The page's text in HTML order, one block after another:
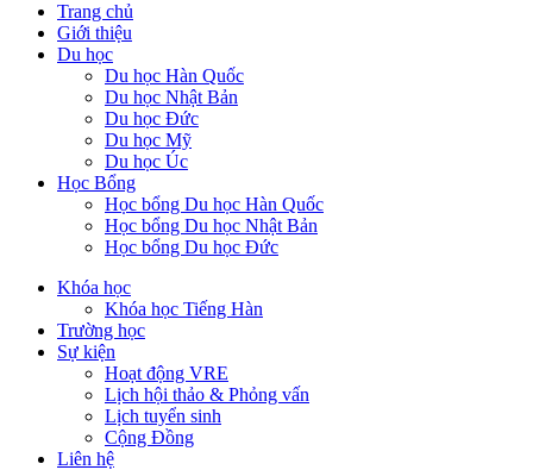
Trang chủ
Giới thiệu
Du học
Du học Hàn Quốc
Du học Nhật Bản
Du học Đức
Du học Mỹ
Du học Úc
Học Bổng
Học bổng Du học Hàn Quốc
Học bổng Du học Nhật Bản
Học bổng Du học Đức
Khóa học
Khóa học Tiếng Hàn
Trường học
Sự kiện
Hoạt động VRE
Lịch hội thảo & Phỏng vấn
Lịch tuyển sinh
Cộng Đồng
Liên hệ